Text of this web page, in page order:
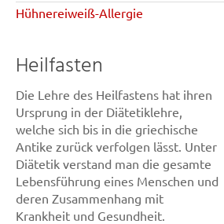
Hühnereiweiß-Allergie
Heilfasten
Die Lehre des Heilfastens hat ihren
Ursprung in der Diätetiklehre,
welche sich bis in die griechische
Antike zurück verfolgen lässt. Unter
Diätetik verstand man die gesamte
Lebensführung eines Menschen und
deren Zusammenhang mit
Krankheit und Gesundheit.